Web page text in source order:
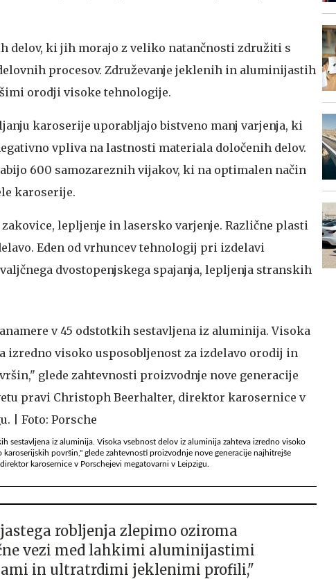
delov, ki jih morajo z veliko natančnosti združiti s
procesov. Združevanje jeklenih in aluminijastih
orodji visoke tehnologije.
karoserije uporabljajo bistveno manj varjenja, ki
vpliva na lastnosti materiala določenih delov.
600 samozareznih vijakov, ki na optimalen način
karoserije.
lepljenje in lasersko varjenje. Različne plasti
Eden od vrhuncev tehnologij pri izdelavi
dvostopenjskega spajanja, lepljenja stranskih
sestavljena iz aluminija. Visoka vsebnost delov iz aluminija zahteva izredno visoko
površin," glede zahtevnosti proizvodnje nove generacije najhitrejše
karosernice v Porschejevi megatovarni v Leipzigu.
robljenja zlepimo oziroma
vezi med lahkimi aluminijastimi
in ultratrdimi jeklenimi profili,"